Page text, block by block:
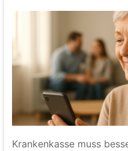
Krankenkasse muss